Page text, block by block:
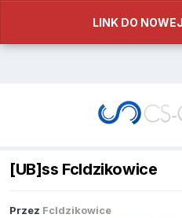
LINK DO
[UB]ss FcIdzikowice
Przez FcIdzikowice